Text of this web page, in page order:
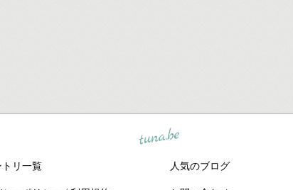
tuna.be
リ一覧 人気のブログ